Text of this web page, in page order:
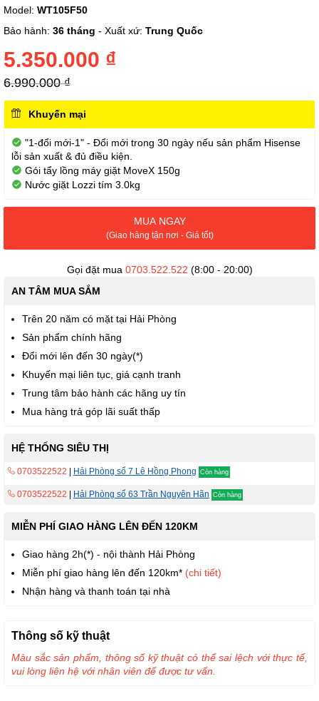
đến
phần
của
thư
viện
ảnh
Model: WT105F50
Bảo hành: 36 tháng - Xuất xứ: Trung Quốc
5.350.000 ₫
6.990.000 ₫
Khuyến mại
"1-đổi mới-1" - Đổi mới trong 30 ngày nếu sản phẩm Hisense
lỗi sản xuất & đủ điều kiện.
Gói tẩy lồng máy giặt MoveX 150g
Nước giặt Lozzi tím 3.0kg
MUA NGAY
(Giao hàng tận nơi - Giá tốt)
Gọi đặt mua 0703.522.522 (8:00 - 20:00)
AN TÂM MUA SẮM
Trên 20 năm có mặt tại Hải Phòng
Sản phẩm chính hãng
Đổi mới lên đến 30 ngày(*)
Khuyến mại liên tục, giá cạnh tranh
Trung tâm bảo hành các hãng uy tín
Mua hàng trả góp lãi suất thấp
HỆ THỐNG SIÊU THỊ
0703522522 Hải Phòng số 7 Lê Hồng Phong Còn hàng
0703522522 Hải Phòng số 63 Trần Nguyên Hãn Còn hàng
MIỄN PHÍ GIAO HÀNG LÊN ĐẾN 120KM
Giao hàng 2h(*) - nội thành Hải Phòng
Miễn phí giao hàng lên đến 120km* (chi tiết)
Nhận hàng và thanh toán tại nhà
Thông số kỹ thuật
Màu sắc sản phẩm, thông số kỹ thuật có thể sai lệch với thực tế,
vui lòng liên hệ với nhân viên để được tư vấn.